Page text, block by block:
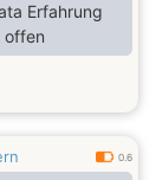
Erfahrung
offen
0.6